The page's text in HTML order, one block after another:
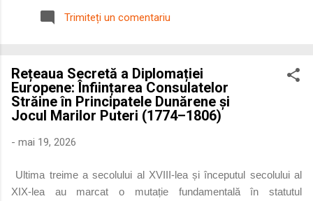
Într-o epocă în care prosperitatea excepțională a lumii romane
era susținută de o mobilitate socială dinamică și de o libertate
roman – în special a cetățenilor romani ( cives Romani ) în
țesutul urban și rural dobrogean – ne permite să măsurăm cu
precizie profunzimea și ritmul procesului de rom...
Trimiteți un comentariu
Rețeaua Secretă a Diplomației
Europene: Înființarea Consulatelor
Străine în Principatele Dunărene și
Jocul Marilor Puteri (1774–1806)
- mai 19, 2026
Ultima treime a secolului al XVIII-lea și începutul secolului al
XIX-lea au marcat o mutație fundamentală în statutul